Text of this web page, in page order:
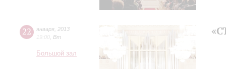
22 января 2013
19:00 Вт
Большой зал